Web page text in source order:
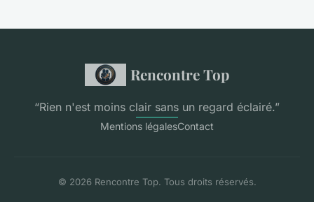
Rencontre Top
“Rien n'est moins clair sans un regard éclairé.”
Mentions légalesContact
© 2026 Rencontre Top. Tous droits réservés.